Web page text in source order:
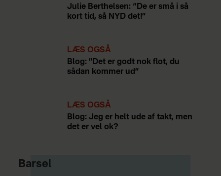
Julie Berthelsen: “De er små i så
kort tid, så NYD det!”
LÆS OGSÅ
Blog: ”Det er godt nok flot, du
sådan kommer ud”
LÆS OGSÅ
Blog: Jeg er helt ude af takt, men
det er vel ok?
Barsel